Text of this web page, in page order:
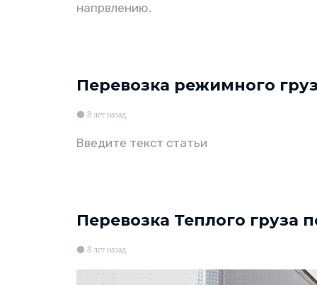
напрвлению.
Перевозка режимного
8 лет назад
Введите текст статьи
Перевозка Теплого груза
8 лет назад